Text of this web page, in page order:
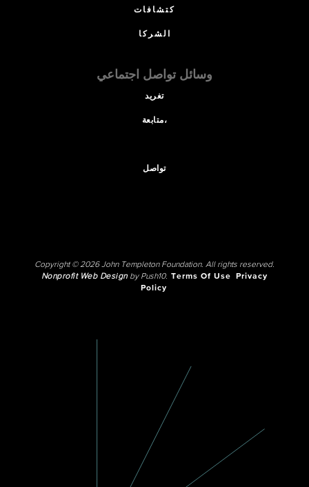
كتشافات
الشركا
وسائل تواصل اجتماعي
تغريد
متابعة،
تواصل
Copyright © 2026 John Templeton Foundation. All rights reserved.
Nonprofit Web Designby Push10. Terms Of Use
Privacy
Policy